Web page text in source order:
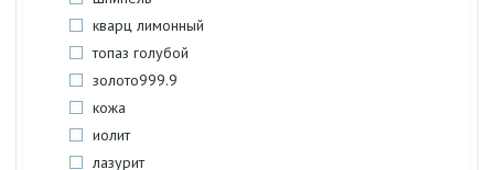
кварц лимонный
топаз голубой
золото999.9
кожа
иолит
лазурит